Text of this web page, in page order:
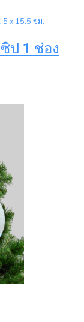
ป 1 ช่อง